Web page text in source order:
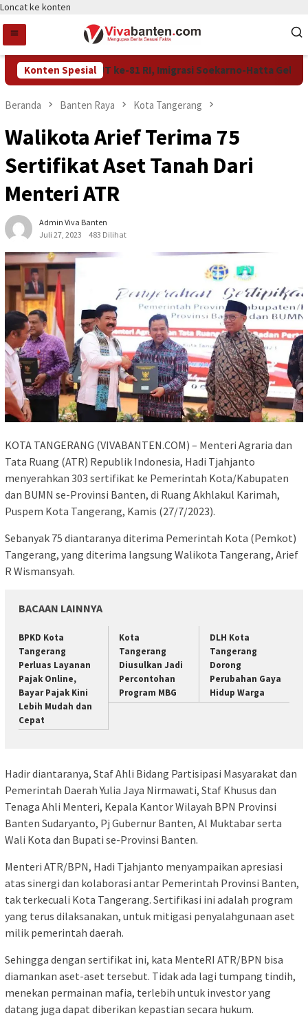
Loncat ke konten
Konten Spesial
Semarak HUT ke-81 RI, Imigrasi Soekarno-Hatta Gelar
Beranda Banten Raya Kota Tangerang
Walikota Arief Terima 75
Sertifikat Aset Tanah Dari
Menteri ATR
Admin Viva Banten
Juli 27, 2023
483 Dilihat
KOTA TANGERANG (VIVABANTEN.COM) – Menteri Agraria dan
Tata Ruang (ATR) Republik Indonesia, Hadi Tjahjanto
menyerahkan 303 sertifikat ke Pemerintah Kota/Kabupaten
dan BUMN se-Provinsi Banten, di Ruang Akhlakul Karimah,
Puspem Kota Tangerang, Kamis (27/7/2023).
Sebanyak 75 diantaranya diterima Pemerintah Kota (Pemkot)
Tangerang, yang diterima langsung Walikota Tangerang, Arief
R Wismansyah.
BACAAN LAINNYA
BPKD Kota
Tangerang
Perluas Layanan
Pajak Online,
Bayar Pajak Kini
Lebih Mudah dan
Cepat
Kota
Tangerang
Diusulkan Jadi
Percontohan
Program MBG
DLH Kota
Tangerang
Dorong
Perubahan Gaya
Hidup Warga
Hadir diantaranya, Staf Ahli Bidang Partisipasi Masyarakat dan
Pemerintah Daerah Yulia Jaya Nirmawati, Staf Khusus dan
Tenaga Ahli Menteri, Kepala Kantor Wilayah BPN Provinsi
Banten Sudaryanto, Pj Gubernur Banten, Al Muktabar serta
Wali Kota dan Bupati se-Provinsi Banten.
Menteri ATR/BPN, Hadi Tjahjanto menyampaikan apresiasi
atas sinergi dan kolaborasi antar Pemerintah Provinsi Banten,
tak terkecuali Kota Tangerang. Sertifikasi ini adalah program
yang terus dilaksanakan, untuk mitigasi penyalahgunaan aset
milik pemerintah daerah.
Sehingga dengan sertifikat ini, kata MenteRI ATR/BPN bisa
diamankan aset-aset tersebut. Tidak ada lagi tumpang tindih,
menekan permainan mafia, terlebih untuk investor yang
datang juga dapat diberikan kepastian secara hukum.